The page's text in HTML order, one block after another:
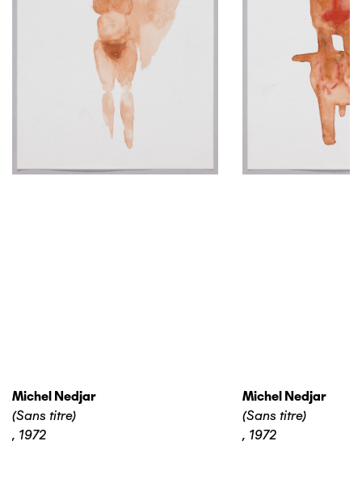
Michel Nedjar
(Sans titre)
, 1972
Michel Nedjar
(Sans titre)
, 1972